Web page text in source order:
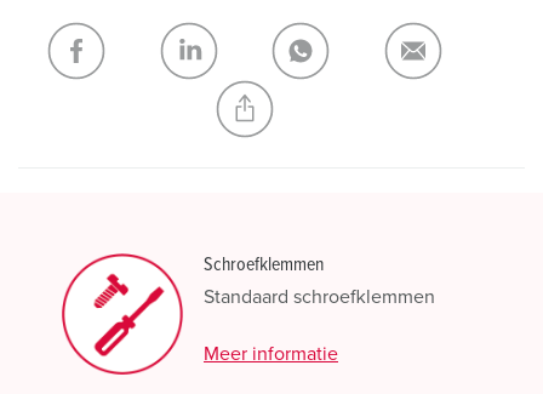
Mijn lijst TOEVOEGEN
NIEUW LIJST MAKEN
Schroefklemmen
Standaard schroefklemmen
Meer informatie